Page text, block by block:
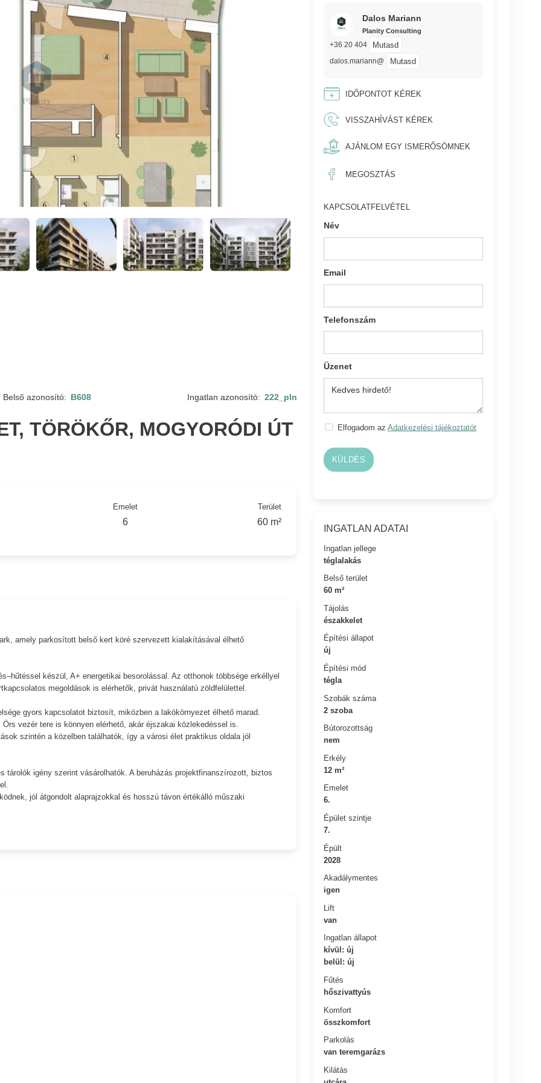
Dalos Mariann
Planity Consulting
+36 20 404 Mutasd
dalos.mariann@ Mutasd
IDŐPONTOT KÉREK
VISSZAHÍVÁST KÉREK
AJÁNLOM EGY ISMERŐSÖMNEK
MEGOSZTÁS
KAPCSOLATFELVÉTEL
Név
Email
Telefonszám
Üzenet
Elfogadom az Adatkezelési tájékoztatót
KÜLDÉS
INGATLAN ADATAI
Ingatlan jellege
téglalakás
Belső terület
60 m²
Tájolás
északkelet
Építési állapot
új
Építési mód
tégla
Szobák száma
2 szoba
Bútorozottság
nem
Erkély
12 m²
Emelet
6.
Épület szintje
7.
Épült
2028
Akadálymentes
igen
Lift
van
Ingatlan állapot
kívül: új
belül: új
Fűtés
hőszivattyús
Komfort
összkomfort
Parkolás
van teremgarázs
Kilátás
Belső azonosító: B608 Ingatlan azonosító: 222_pln
TÖRÖKŐR, MOGYORÓDI ÚT
Emelet
6
Terület
60 m²
amely parkosított belső kert köré szervezett kialakításával élhető
készül, A+ energetikai besorolással. Az otthonok többsége erkéllyel
megoldások is elérhetők, privát használatú zöldfelülettel.
gyors kapcsolatot biztosít, miközben a lakókörnyezet élhető marad.
vezér tere is könnyen elérhető, akár éjszakai közlekedéssel is.
szintén a közelben találhatók, így a városi élet praktikus oldala jól
tárolók igény szerint vásárolhatók. A beruházás projektfinanszírozott, biztos
jól átgondolt alaprajzokkal és hosszú távon értékálló műszaki